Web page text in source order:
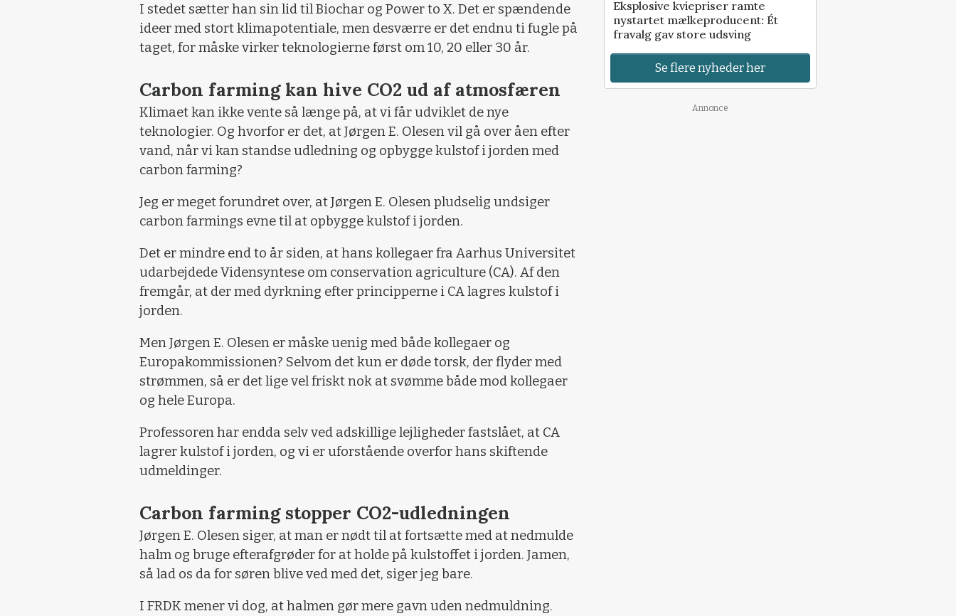
I stedet sætter han sin lid til Biochar og Power to X. Det er spændende
ideer med stort klimapotentiale, men desværre er det endnu ti fugle på
taget, for måske virker teknologierne først om 10, 20 eller 30 år.
Carbon farming kan hive CO2 ud af atmosfæren
Klimaet kan ikke vente så længe på, at vi får udviklet de nye
teknologier. Og hvorfor er det, at Jørgen E. Olesen vil gå over åen efter
vand, når vi kan standse udledning og opbygge kulstof i jorden med
carbon farming?
Jeg er meget forundret over, at Jørgen E. Olesen pludselig undsiger
carbon farmings evne til at opbygge kulstof i jorden.
Det er mindre end to år siden, at hans kollegaer fra Aarhus Universitet
udarbejdede Vidensyntese om conservation agriculture (CA). Af den
fremgår, at der med dyrkning efter principperne i CA lagres kulstof i
jorden.
Men Jørgen E. Olesen er måske uenig med både kollegaer og
Europakommissionen? Selvom det kun er døde torsk, der flyder med
strømmen, så er det lige vel friskt nok at svømme både mod kollegaer
og hele Europa.
Professoren har endda selv ved adskillige lejligheder fastslået, at CA
lagrer kulstof i jorden, og vi er uforstående overfor hans skiftende
udmeldinger.
Carbon farming stopper CO2-udledningen
Jørgen E. Olesen siger, at man er nødt til at fortsætte med at nedmulde
halm og bruge efterafgrøder for at holde på kulstoffet i jorden. Jamen,
så lad os da for søren blive ved med det, siger jeg bare.
I FRDK mener vi dog, at halmen gør mere gavn uden nedmuldning.
Eksplosive kviepriser ramte
nystartet mælkeproducent: Ét
fravalg gav store udsving
Se flere nyheder her
Annonce